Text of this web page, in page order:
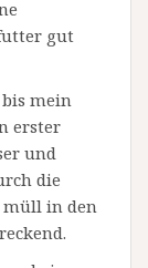
gut
mein
erster
und
die
in den